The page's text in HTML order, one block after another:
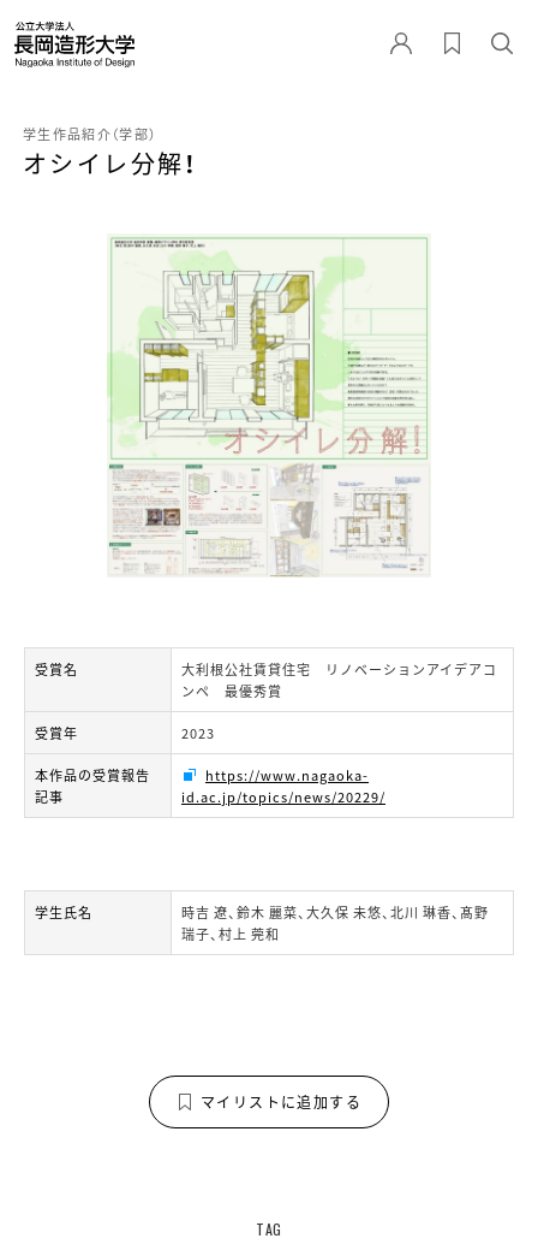
学生作品紹介（学部）
オシイレ分解！
受賞名
大利根公社賃貸住宅 リノベーションアイデアコ
ンペ 最優秀賞
受賞年 2023
本作品の受賞報告
記事
https://www.nagaoka-
id.ac.jp/topics/news/20229/
学生氏名
時吉 遼、鈴木 麗菜、大久保 未悠、北川 琳香、髙野
瑞子、村上 莞和
マイリストに追加する
TAG